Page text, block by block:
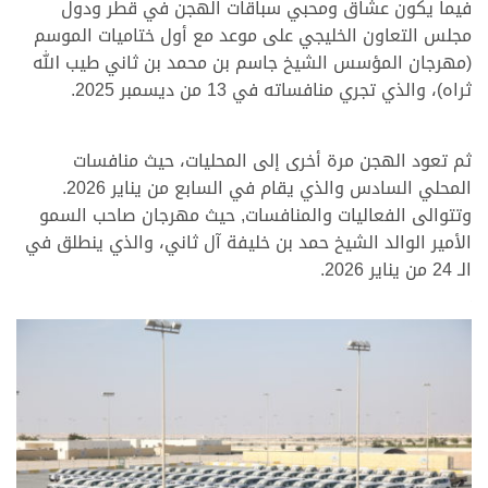
فيما يكون عشاق ومحبي سباقات الهجن في قطر ودول
مجلس التعاون الخليجي على موعد مع أول ختاميات الموسم
(مهرجان المؤسس الشيخ جاسم بن محمد بن ثاني طيب الله
ثراه)، والذي تجري منافساته في 13 من ديسمبر 2025.
ثم تعود الهجن مرة أخرى إلى المحليات، حيث منافسات
المحلي السادس والذي يقام في السابع من يناير 2026.
وتتوالى الفعاليات والمنافسات, حيث مهرجان صاحب السمو
الأمير الوالد الشيخ حمد بن خليفة آل ثاني، والذي ينطلق في
الـ 24 من يناير 2026.